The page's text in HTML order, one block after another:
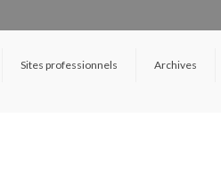
Sites professionnels Archives